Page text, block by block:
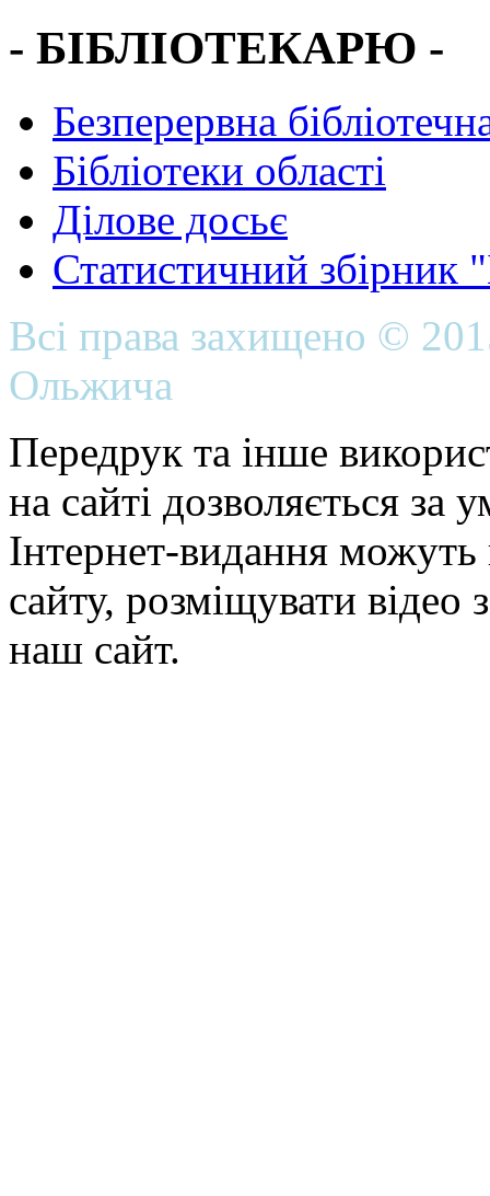
- БІБЛІОТЕКАРЮ -
Безперервна
Бібліотеки області
Ділове досьє
Статистичний
Всі права захищено ©
Ольжича
Передрук та інше
на сайті дозволяється
Інтернет-видання можуть
сайту, розміщувати відео
наш сайт.